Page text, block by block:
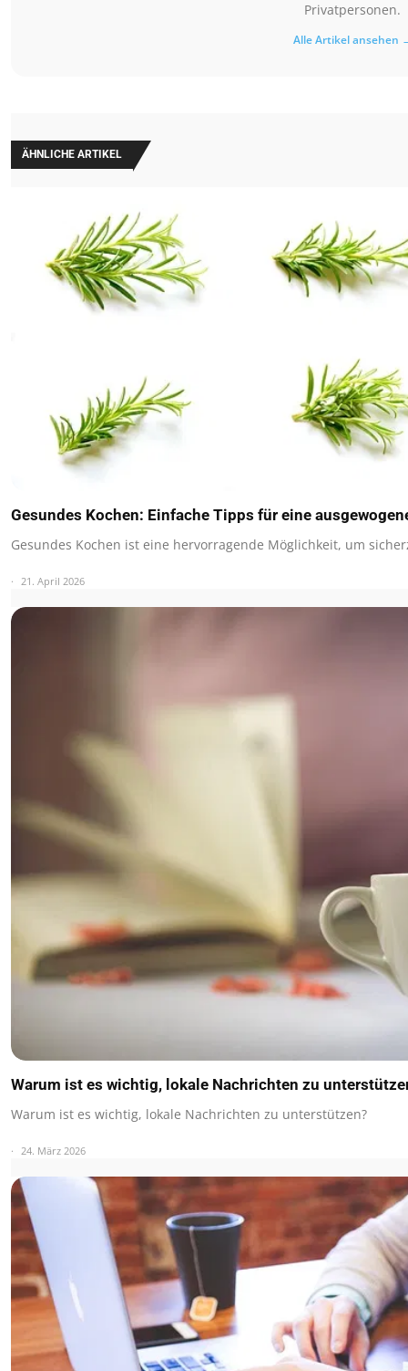
Privatpersonen.
Alle Artikel ansehen
ÄHNLICHE ARTIKEL
Gesundes Kochen: Einfache Tipps für eine
Gesundes Kochen ist eine hervorragende Möglichkeit, um
21. April 2026
Warum ist es wichtig, lokale Nachrichten zu
Warum ist es wichtig, lokale Nachrichten zu unterstützen?
24. März 2026